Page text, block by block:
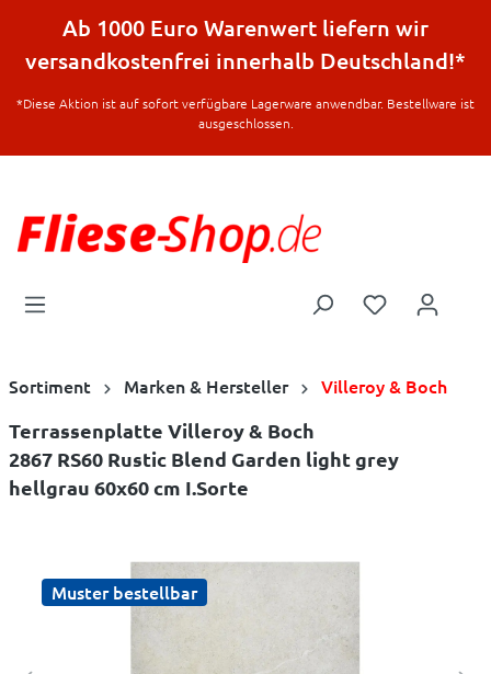
springen
Ab 1000 Euro Warenwert liefern wir
versandkostenfrei innerhalb Deutschland!*
*Diese Aktion ist auf sofort verfügbare Lagerware anwendbar. Bestellware ist
ausgeschlossen.
Sortiment Marken & Hersteller Villeroy & Boch
Terrassenplatte Villeroy & Boch
2867 RS60 Rustic Blend Garden light grey
hellgrau 60x60 cm I.Sorte
Muster bestellbar